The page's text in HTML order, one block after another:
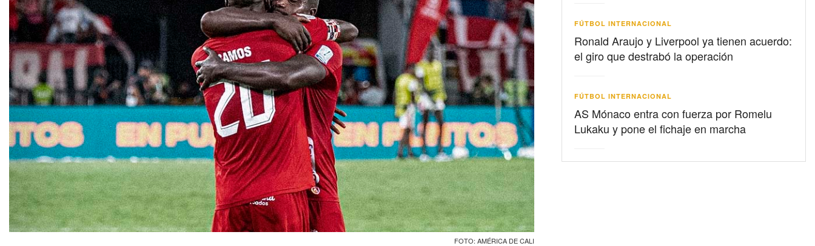
FOTO: AMÉRICA DE CALI
FÚTBOL INTERNACIONAL
Ronald Araujo y Liverpool ya tienen acuerdo:
el giro que destrabó la operación
FÚTBOL INTERNACIONAL
AS Mónaco entra con fuerza por Romelu
Lukaku y pone el fichaje en marcha